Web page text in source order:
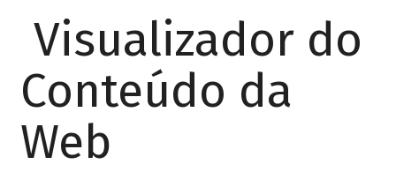
Visualizador do
Conteúdo da
Web